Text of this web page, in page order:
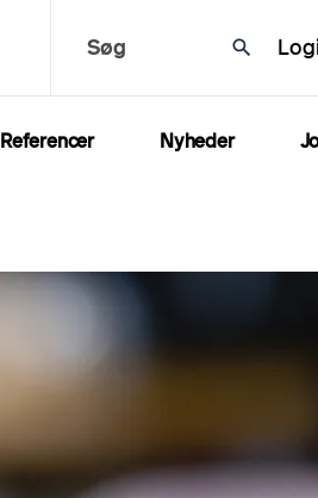
Søg
Referencer Nyheder